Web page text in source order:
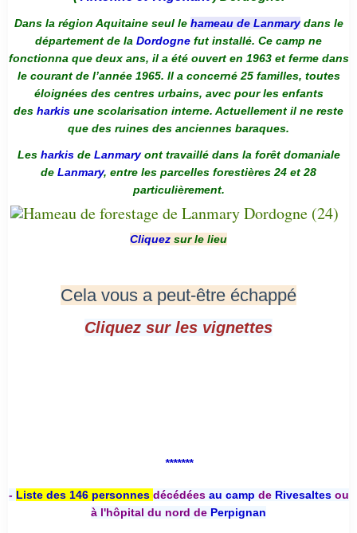
Dans la région Aquitaine seul le hameau de Lanmarydans le
département de la Dordogne fut installé. Ce camp ne
fonctionna que deux ans, il a été ouvert en 1963 et ferme dans
le courant de l’année 1965. Il a concerné 25 familles, toutes
éloignées des centres urbains, avec pour les enfants
des harkis une scolarisation interne. Actuellement il ne reste
que des ruines des anciennes baraques.
Les harkis de Lanmaryont travaillé dans la forêt domaniale
de Lanmary, entre les parcelles forestières 24 et 28
particulièrement.
Cliquez sur le lieu
Cela vous a peut-être échappé
Cliquez sur les vignettes
*******
- Liste des 146 personnes décédées au camp deRivesaltesou
à l'hôpital du nord de Perpignan